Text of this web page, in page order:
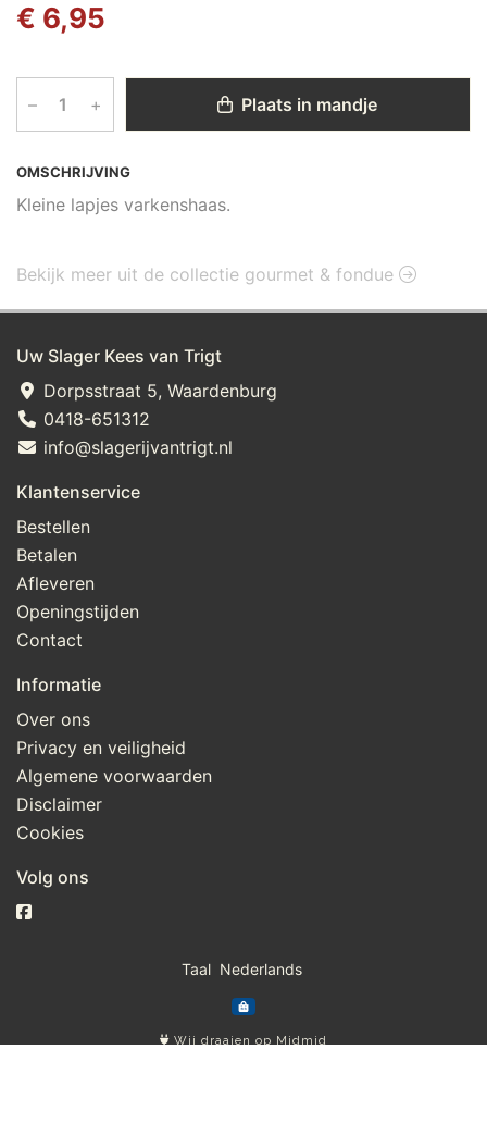
OMSCHRIJVING
Kleine lapjes varkenshaas.
€ 6,95
– + Plaats in mandje
Bekijk meer uit de collectie gourmet & fondue
Uw Slager Kees van Trigt
Dorpsstraat 5, Waardenburg
0418-651312
info@slagerijvantrigt.nl
Klantenservice
Bestellen
Betalen
Afleveren
Openingstijden
Contact
Informatie
Over ons
Privacy en veiligheid
Algemene voorwaarden
Disclaimer
Cookies
Volg ons
Taal
Wij draaien op Midmid